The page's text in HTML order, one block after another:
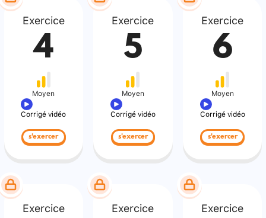
Exercice
4
Moyen
Corrigé vidéo
s'exercer
Exercice
5
Moyen
Corrigé vidéo
s'exercer
Exercice
6
Moyen
Corrigé vidéo
s'exercer
Exercice Exercice Exercice